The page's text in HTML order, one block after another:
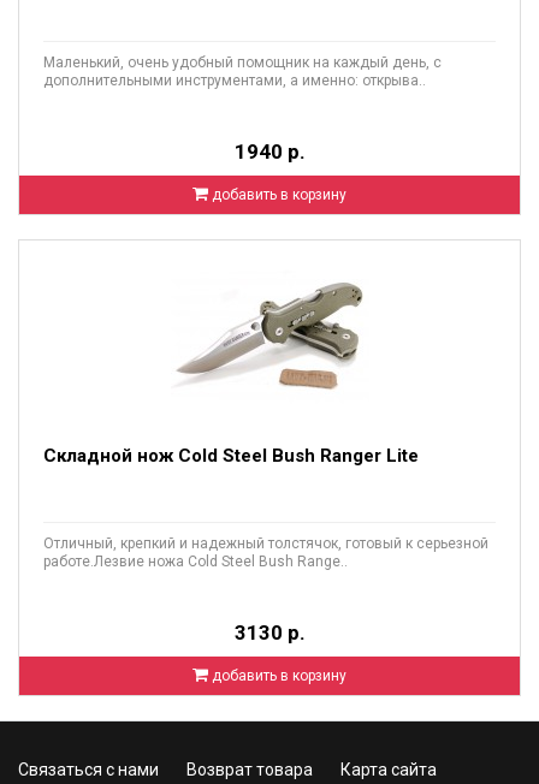
Маленький, очень удобный помощник на каждый день, с
дополнительными инструментами, а именно: открыва..
1940 р.
добавить в корзину
Складной нож Cold Steel Bush Ranger Lite
Отличный, крепкий и надежный толстячок, готовый к серьезной
работе.Лезвие ножа Cold Steel Bush Range..
3130 р.
добавить в корзину
Связаться с нами Возврат товара
Карта сайта